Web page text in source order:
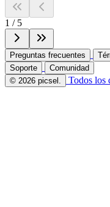
1 / 5
Preguntas frecuentes
Soporte
Comunidad
© 2026 picsel.
Todos los